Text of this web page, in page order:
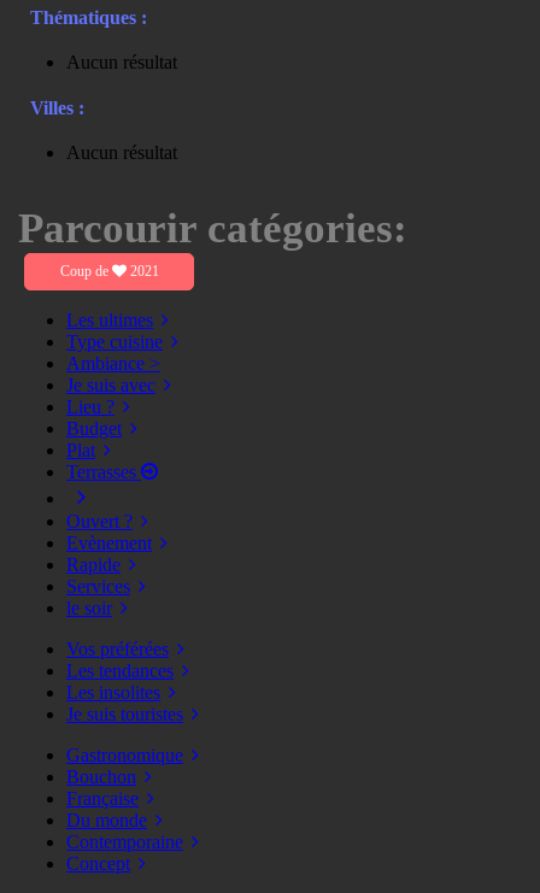
Thématiques :
Aucun résultat
Villes :
Aucun résultat
Parcourir catégories:
Coup de 2021
Les ultimes
Type cuisine
Ambiance >
Je suis avec
Lieu ?
Budget
Plat
Terrasses
Ouvert ?
Evènement
Rapide
Services
le soir
Vos préférées
Les tendances
Les insolites
Je suis touristes
Gastronomique
Bouchon
Française
Du monde
Contemporaine
Concept